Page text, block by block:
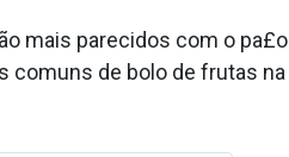
mais parecidos com o
de bolo de frutas